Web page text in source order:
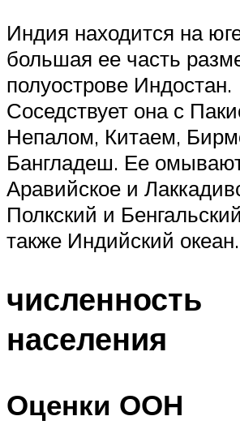
Индия находится на
большая ее часть
полуострове Индостан.
Соседствует она с
Непалом, Китаем,
Бангладеш. Ее
Аравийское и
Полкский и
также Индийский океан.
численность
населения
Оценки ООН